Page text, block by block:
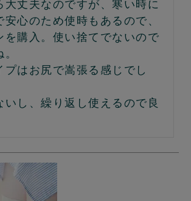
大丈夫なのですが、寒い時に
安心のため使時もあるので、
を購入。使い捨てでないので
プはお尻で嵩張る感じでし
いし、繰り返し使えるので良